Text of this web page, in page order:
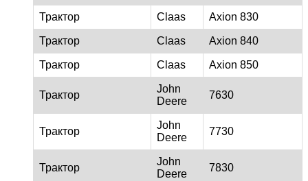
Трактор Claas Axion 830
Трактор Claas Axion 840
Трактор Claas Axion 850
Трактор
John
Deere
7630
Трактор
John
Deere
7730
Трактор
John
Deere
7830